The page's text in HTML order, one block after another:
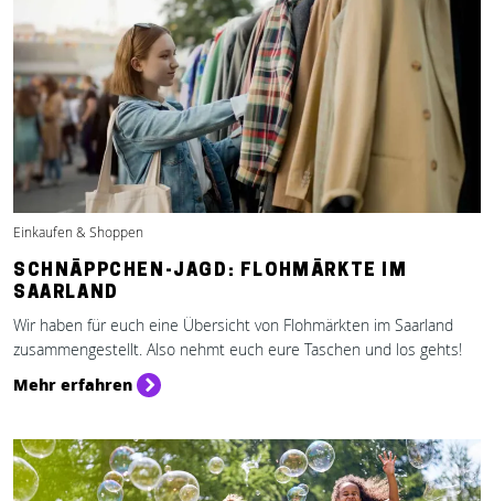
Einkaufen & Shoppen
SCHNÄPPCHEN-JAGD: FLOHMÄRKTE IM
SAARLAND
Wir haben für euch eine Übersicht von Flohmärkten im Saarland
zusammengestellt. Also nehmt euch eure Taschen und los gehts!
Mehr erfahren